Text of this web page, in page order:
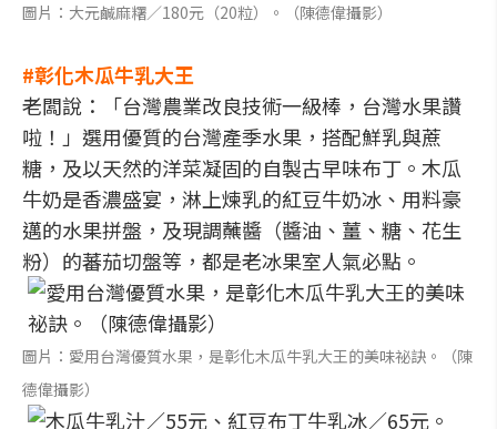
圖片：大元鹹麻糬／180元（20粒）。（陳德偉攝影）
#彰化木瓜牛乳大王
老闆說：「台灣農業改良技術一級棒，台灣水果讚
啦！」選用優質的台灣產季水果，搭配鮮乳與蔗
糖，及以天然的洋菜凝固的自製古早味布丁。木瓜
牛奶是香濃盛宴，淋上煉乳的紅豆牛奶冰、用料豪
邁的水果拼盤，及現調蘸醬（醬油、薑、糖、花生
粉）的蕃茄切盤等，都是老冰果室人氣必點。
圖片：愛用台灣優質水果，是彰化木瓜牛乳大王的美味祕訣。（陳
德偉攝影）